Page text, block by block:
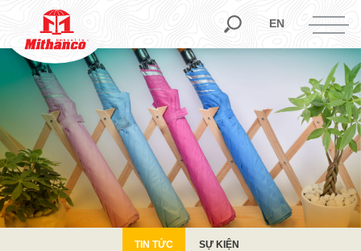
EN
SỰ KIỆN
TIN TỨC SỰ KIỆN